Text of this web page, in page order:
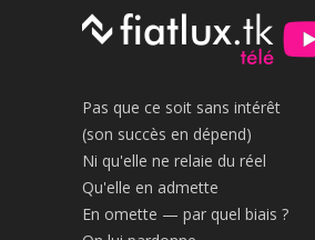
Pas que ce soit sans intérêt
(son succès en dépend)
Ni qu'elle ne relaie du réel
Qu'elle en admette
En omette — par quel biais ?